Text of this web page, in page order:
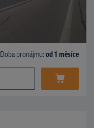
Doba pronájmu: od 1 měsíce